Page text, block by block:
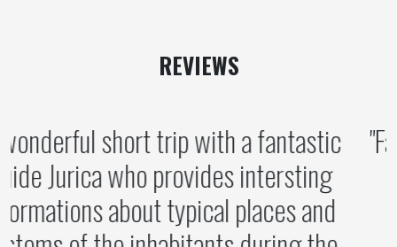
REVIEWS
A wonderful short trip with a fantastic
guide Jurica who provides intersting
informations about typical places and